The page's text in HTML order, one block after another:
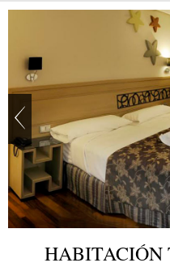
HABITACIÓN